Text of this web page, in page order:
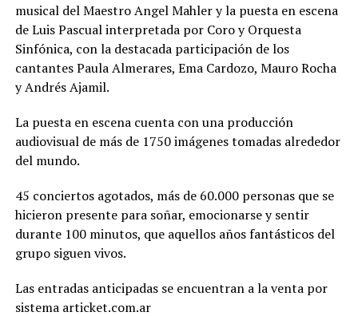
musical del Maestro Angel Mahler y la puesta en escena
de Luis Pascual interpretada por Coro y Orquesta
Sinfónica, con la destacada participación de los
cantantes Paula Almerares, Ema Cardozo, Mauro Rocha
y Andrés Ajamil.
La puesta en escena cuenta con una producción
audiovisual de más de 1750 imágenes tomadas alrededor
del mundo.
45 conciertos agotados, más de 60.000 personas que se
hicieron presente para soñar, emocionarse y sentir
durante 100 minutos, que aquellos años fantásticos del
grupo siguen vivos.
Las entradas anticipadas se encuentran a la venta por
sistema articket.com.ar